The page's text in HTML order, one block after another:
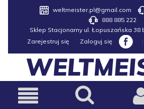
weltmeister.pl@gmail.com
888 885 222
Sklep Stacjonarny ul. Łopuszańska 38
Zarejestruj się
Zaloguj się |